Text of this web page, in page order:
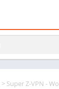
> Super Z-VPN -